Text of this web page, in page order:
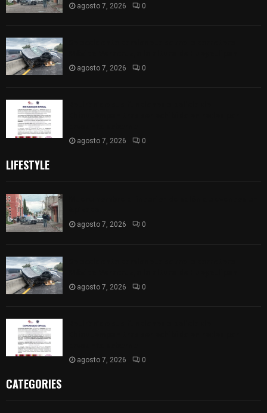
agosto 7, 2026 0
agosto 7, 2026 0
agosto 7, 2026 0
LIFESTYLE
agosto 7, 2026 0
agosto 7, 2026 0
agosto 7, 2026 0
CATEGORIES